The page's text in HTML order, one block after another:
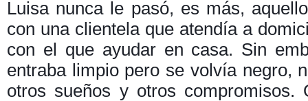
Luisa nunca le pasó, es más,
con una clientela que atendía a
con el que ayudar en casa. Sin
entraba limpio pero se volvía negro,
otros sueños y otros compromisos.